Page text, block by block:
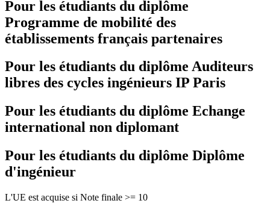
Pour les étudiants du diplôme
Programme de mobilité des
établissements français partenaires
Pour les étudiants du diplôme Auditeurs
libres des cycles ingénieurs IP Paris
Pour les étudiants du diplôme Echange
international non diplomant
Pour les étudiants du diplôme Diplôme
d'ingénieur
L'UE est acquise si Note finale >= 10